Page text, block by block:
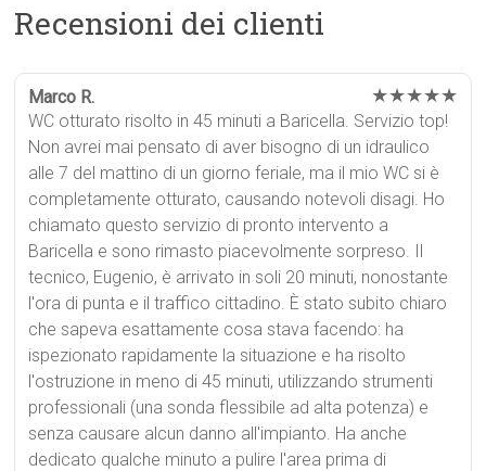
Recensioni dei clienti
Marco R. ★★★★★
WC otturato risolto in 45 minuti a Baricella. Servizio top!
Non avrei mai pensato di aver bisogno di un idraulico
alle 7 del mattino di un giorno feriale, ma il mio WC si è
completamente otturato, causando notevoli disagi. Ho
chiamato questo servizio di pronto intervento a
Baricella e sono rimasto piacevolmente sorpreso. Il
tecnico, Eugenio, è arrivato in soli 20 minuti, nonostante
l'ora di punta e il traffico cittadino. È stato subito chiaro
che sapeva esattamente cosa stava facendo: ha
ispezionato rapidamente la situazione e ha risolto
l'ostruzione in meno di 45 minuti, utilizzando strumenti
professionali (una sonda flessibile ad alta potenza) e
senza causare alcun danno all'impianto. Ha anche
dedicato qualche minuto a pulire l'area prima di